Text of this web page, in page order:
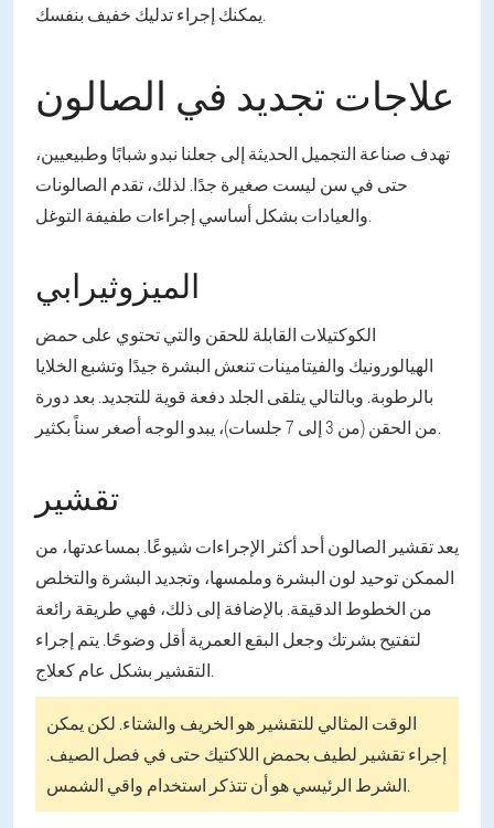
يمكنك إجراء تدليك خفيف بنفسك.
علاجات تجديد في الصالون
تهدف صناعة التجميل الحديثة إلى جعلنا نبدو شبابًا وطبيعيين،
حتى في سن ليست صغيرة جدًا. لذلك، تقدم الصالونات
والعيادات بشكل أساسي إجراءات طفيفة التوغل.
الميزوثيرابي
الكوكتيلات القابلة للحقن والتي تحتوي على حمض
الهيالورونيك والفيتامينات تنعش البشرة جيدًا وتشبع الخلايا
بالرطوبة. وبالتالي يتلقى الجلد دفعة قوية للتجديد. بعد دورة
من الحقن (من 3 إلى 7 جلسات)، يبدو الوجه أصغر سناً بكثير.
تقشير
يعد تقشير الصالون أحد أكثر الإجراءات شيوعًا. بمساعدتها، من
الممكن توحيد لون البشرة وملمسها، وتجديد البشرة والتخلص
من الخطوط الدقيقة. بالإضافة إلى ذلك، فهي طريقة رائعة
لتفتيح بشرتك وجعل البقع العمرية أقل وضوحًا. يتم إجراء
التقشير بشكل عام كعلاج.
الوقت المثالي للتقشير هو الخريف والشتاء. لكن يمكن
إجراء تقشير لطيف بحمض اللاكتيك حتى في فصل الصيف.
الشرط الرئيسي هو أن تتذكر استخدام واقي الشمس.